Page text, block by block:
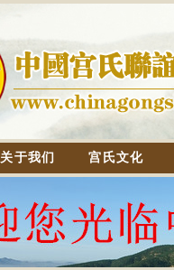
关于我们 宫氏文化